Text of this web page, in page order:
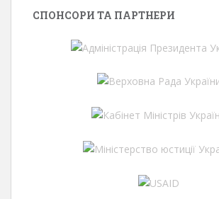
СПОНСОРИ ТА ПАРТНЕРИ